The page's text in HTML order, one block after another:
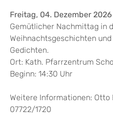
Freitag, 04. Dezember 2026
Gemütlicher Nachmittag in
Weihnachtsgeschichten
Gedichten.
Ort: Kath. Pfarrzentrum
Beginn: 14:30 Uhr
Weitere Informationen: Otto
07722/1720